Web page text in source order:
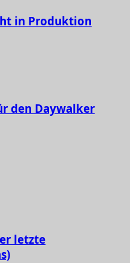
in Produktion
den Daywalker
letzte